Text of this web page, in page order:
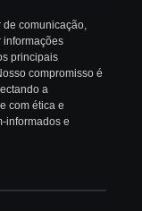
comunicação,
informações
principais
compromisso é
a
com ética e
informados e